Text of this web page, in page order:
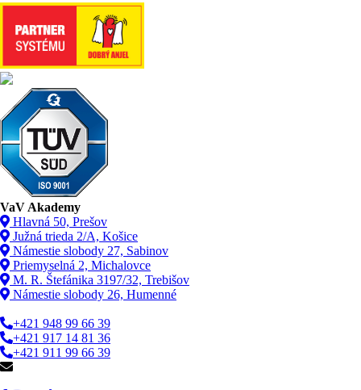
VaV Akademy
Hlavná 50, Prešov
Južná trieda 2/A, Košice
Námestie slobody 27, Sabinov
Priemyselná 2, Michalovce
M. R. Štefánika 3197/32, Trebišov
Námestie slobody 26, Humenné
+421 948 99 66 39
+421 917 14 81 36
+421 911 99 66 39